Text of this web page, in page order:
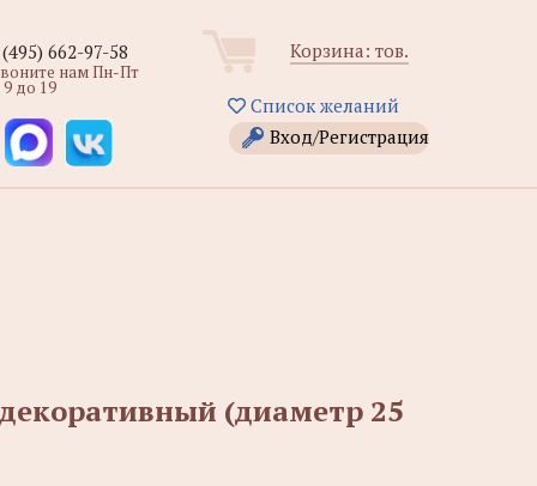
Корзина: тов.
Список желаний
Вход/Регистрация
662-97-58
нам Пн-Пт
9 до 19
(диаметр 25